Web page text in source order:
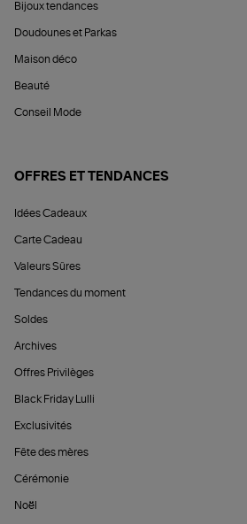
Bijoux tendances
Doudounes et Parkas
Maison déco
Beauté
Conseil Mode
OFFRES ET TENDANCES
Idées Cadeaux
Carte Cadeau
Valeurs Sûres
Tendances du moment
Soldes
Archives
Offres Privilèges
Black Friday Lulli
Exclusivités
Fête des mères
Cérémonie
Noël